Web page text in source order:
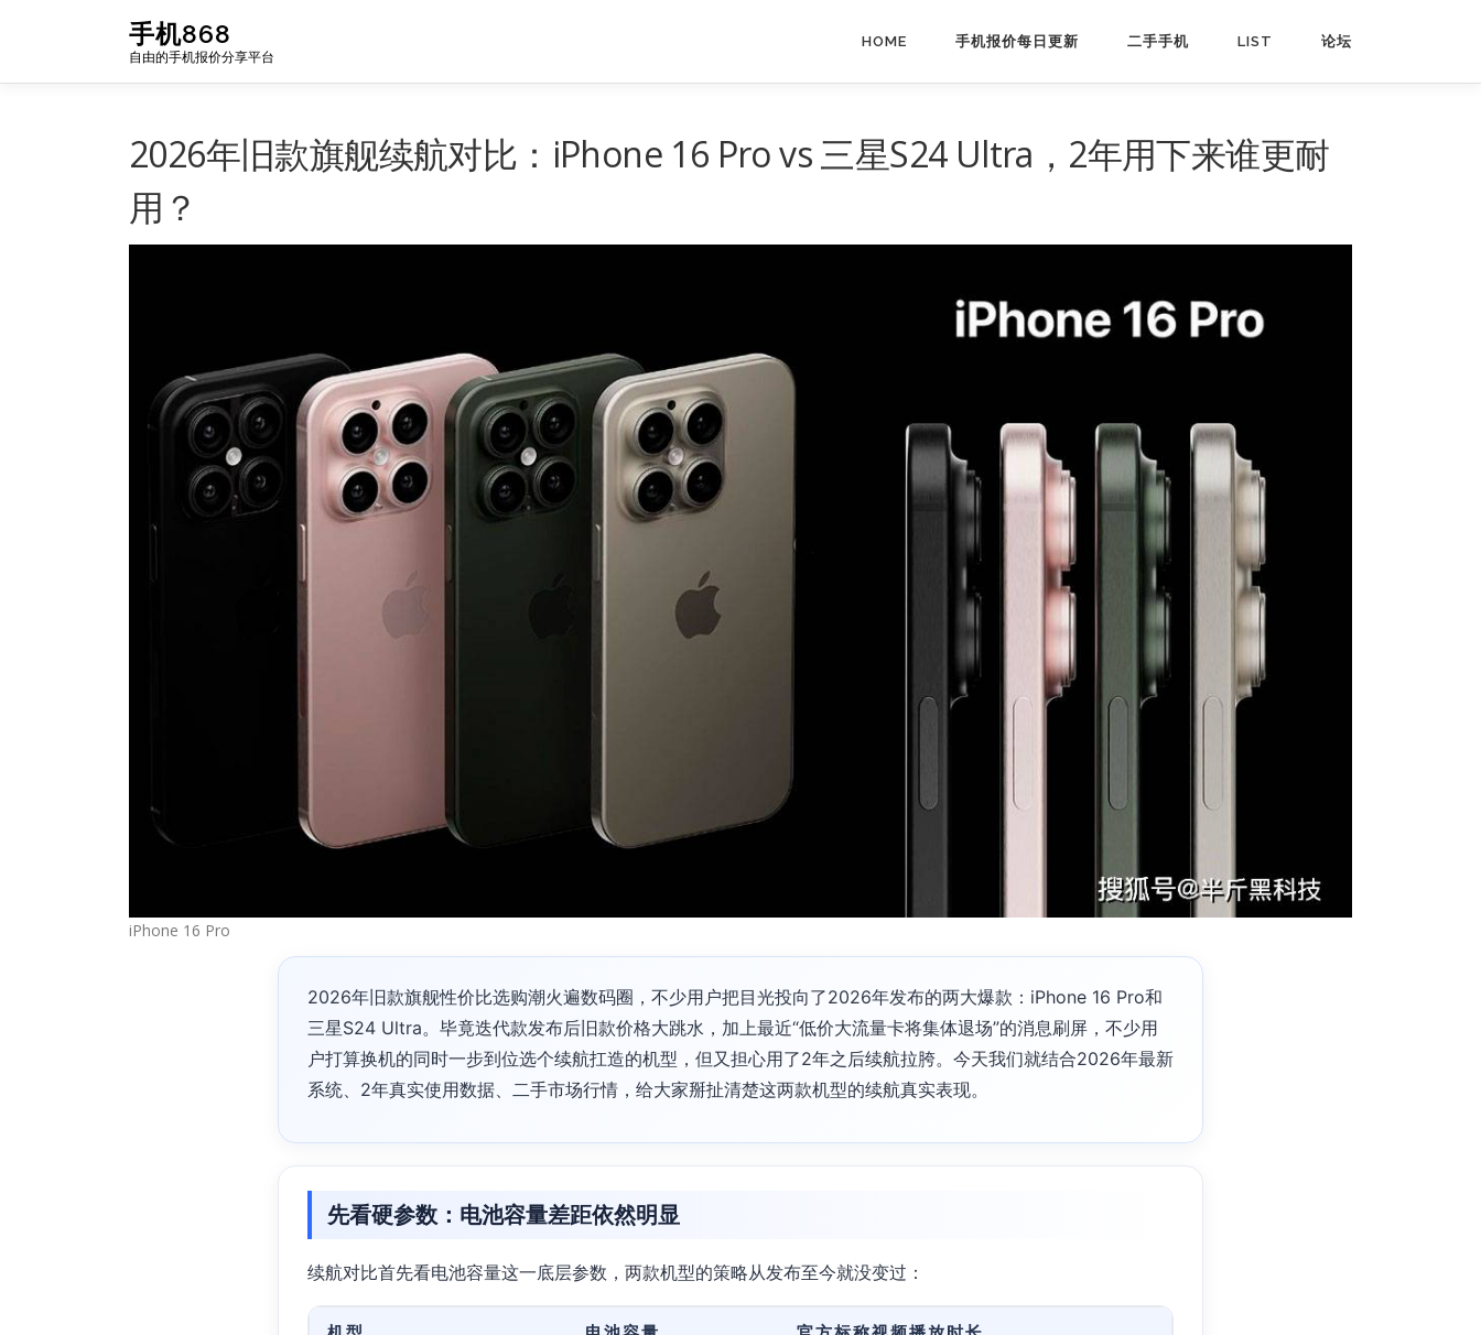
手机868
自由的手机报价分享平台
HOME 手机报价每日更新 二手手机 LIST 论坛
2026年旧款旗舰续航对比：iPhone 16 Pro vs 三星S24 Ultra，2年用下来谁更耐
用？
iPhone 16 Pro
2026年旧款旗舰性价比选购潮火遍数码圈，不少用户把目光投向了2026年发布的两大爆款：iPhone 16 Pro和
三星S24 Ultra。毕竟迭代款发布后旧款价格大跳水，加上最近“低价大流量卡将集体退场”的消息刷屏，不少用
户打算换机的同时一步到位选个续航扛造的机型，但又担心用了2年之后续航拉胯。今天我们就结合2026年最新
系统、2年真实使用数据、二手市场行情，给大家掰扯清楚这两款机型的续航真实表现。
先看硬参数：电池容量差距依然明显
续航对比首先看电池容量这一底层参数，两款机型的策略从发布至今就没变过：